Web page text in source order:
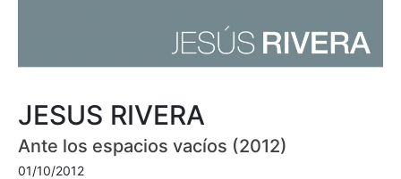
JESUS RIVERA
Ante los espacios vacíos (2012)
01/10/2012